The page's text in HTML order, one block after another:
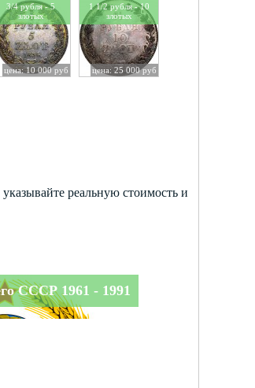
3/4 рубля - 5
злотых
цена: 10 000 руб
1 1/2 рубля - 10
злотых
цена: 25 000 руб
реальную стоимость и
СССР 1961 - 1991